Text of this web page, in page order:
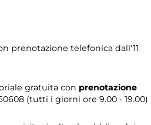
prenotazione telefonica dall'11
gratuita con prenotazione
(tutti i giorni ore 9.00 - 19.00)